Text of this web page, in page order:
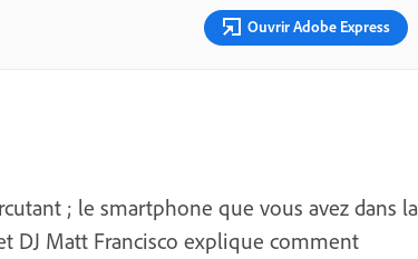
Ouvrir Adobe Express
; le smartphone que vous avez dans la
DJ Matt Francisco explique comment